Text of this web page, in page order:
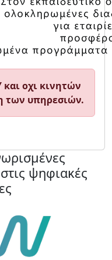
οχι κινητών
των υπηρεσιών.
ψηφιακές